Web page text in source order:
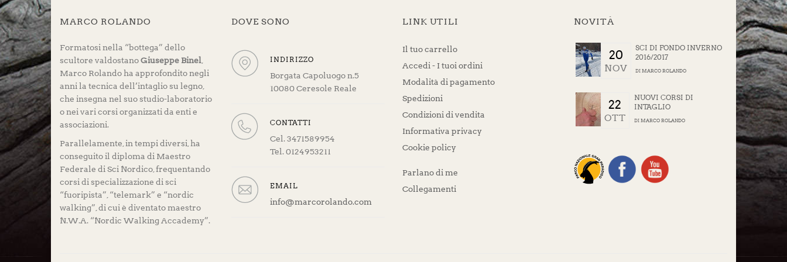
MARCO ROLANDO
Formatosi nella “bottega” dello
scultore valdostanoGiuseppe Binel
Marco Rolando ha approfondito negli
anni la tecnica dell’intaglio su legno,
che insegna nel suo studio-laboratorio
o nei vari corsi organizzati da enti e
associazioni.
Parallelamente, in tempi diversi, ha
conseguito il diploma di Maestro
Federale di Sci Nordico, frequentando
corsi di specializzazione di sci
“fuoripista”, “telemark” e “nordic
walking”, di cui è diventato maestro
N.W.A. “Nordic Walking Accademy”.
DOVE SONO
INDIRIZZO
Borgata Capoluogo n.5
10080 Ceresole Reale
CONTATTI
Cel. 3471589954
Tel. 0124953211
EMAIL
info@marcorolando.com
LINK UTILI
Il tuo carrello
Accedi - I tuoi ordini
Modalità di pagamento
Spedizioni
Condizioni di vendita
Informativa privacy
Cookie policy
Parlano di me
Collegamenti
NOVITÀ
20
NOV
SCI DI FONDO INVERNO
2016/2017
DI MARCO ROLANDO
22
OTT
NUOVI CORSI DI
INTAGLIO
DI MARCO ROLANDO